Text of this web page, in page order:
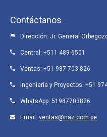
Contáctanos
Dirección: Jr. General
Central: +511 489-6501
Ventas: +51 987-703-826
Ingeniería y Proyectos: +51
WhatsApp: 51987703826
Email: ventas@naz.com.pe